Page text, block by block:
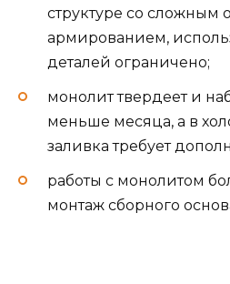
структуре со сложным
армированием,
деталей ограничено;
монолит твердеет и
меньше месяца, а в
заливка требует
работы с монолитом
монтаж сборного